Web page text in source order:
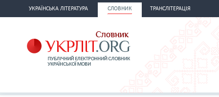
УКРАЇНСЬКА ЛІТЕРАТУРА СЛОВНИК ТРАНСЛІТЕРАЦІЯ